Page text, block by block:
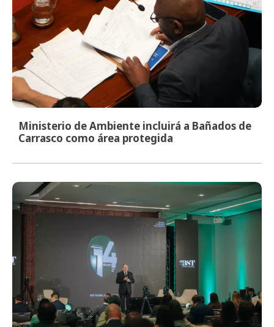
Ministerio de Ambiente incluirá a Bañados de
Carrasco como área protegida